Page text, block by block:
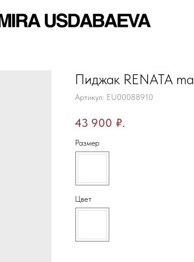
Пиджак RENATA
Артикул: EU00088910
43 900 ₽.
Размер
Цвет